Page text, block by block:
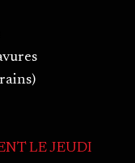
LE JEUDI